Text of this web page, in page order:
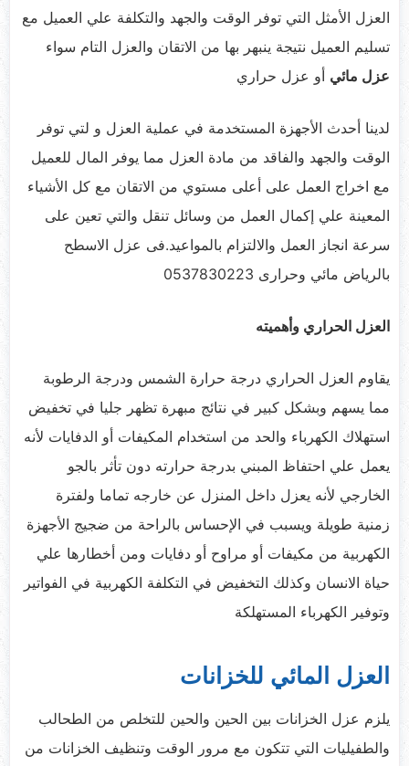
العزل الأمثل التي توفر الوقت والجهد والتكلفة علي العميل مع
تسليم العميل نتيجة ينبهر بها من الاتقان والعزل التام سواء
عزل مائي أو عزل حراري
لدينا أحدث الأجهزة المستخدمة في عملية العزل و لتي توفر
الوقت والجهد والفاقد من مادة العزل مما يوفر المال للعميل
مع اخراج العمل على أعلى مستوي من الاتقان مع كل الأشياء
المعينة علي إكمال العمل من وسائل تنقل والتي تعين على
سرعة انجاز العمل والالتزام بالمواعيد.فى عزل الاسطح
بالرياض مائي وحرارى 0537830223
العزل الحراري وأهميته
يقاوم العزل الحراري درجة حرارة الشمس ودرجة الرطوبة
مما يسهم وبشكل كبير في نتائج مبهرة تظهر جليا في تخفيض
استهلاك الكهرباء والحد من استخدام المكيفات أو الدفايات لأنه
يعمل علي احتفاظ المبني بدرجة حرارته دون تأثر بالجو
الخارجي لأنه يعزل داخل المنزل عن خارجه تماما ولفترة
زمنية طويلة ويسبب في الإحساس بالراحة من ضجيج الأجهزة
الكهربية من مكيفات أو مراوح أو دفايات ومن أخطارها علي
حياة الانسان وكذلك التخفيض في التكلفة الكهربية في الفواتير
وتوفير الكهرباء المستهلكة
العزل المائي للخزانات
يلزم عزل الخزانات بين الحين والحين للتخلص من الطحالب
والطفيليات التي تتكون مع مرور الوقت وتنظيف الخزانات من